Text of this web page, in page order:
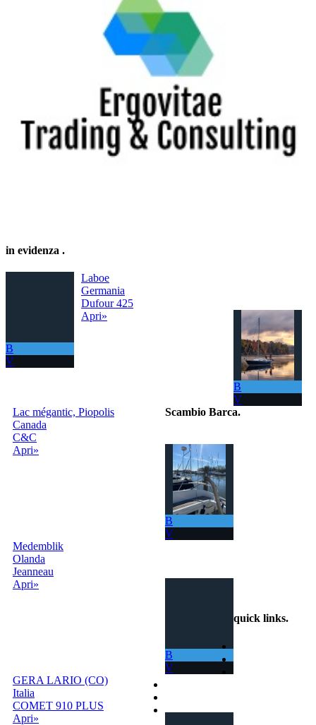
in evidenza .
B
V
Laboe
Germania
Dufour 425
Apri»
B
V
Lac mégantic, Piopolis
Canada
C&C
Apri»
B
V
Medemblik
Olanda
Jeanneau
Apri»
B
V
GERA LARIO (CO)
Italia
COMET 910 PLUS
Apri»
Scambio Barca.
quick links.